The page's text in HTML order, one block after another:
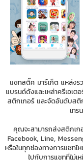
แชทสติ๊ค มาร์เก็ต แหล่งร
แบรนด์ดังและเหล่าครีเอเต
สติกเกอร์ และจัดอันดับส
เทร
คุณจะสามารถส่งสติกเกอ
Facebook, Line,
หรือในทุกช่องทางการแชทไ
ไปกับการแชทที่ไม่เ